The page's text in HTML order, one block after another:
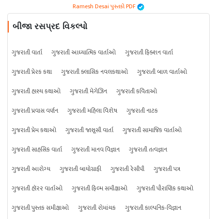
Ramesh Desai પુસ્તકો PDF
બીજા રસપ્રદ વિકલ્પો
ગુજરાતી વાર્તા ગુજરાતી આધ્યાત્મિક વાર્તાઓ
ગુજરાતી ફિક્શન વાર્તા
ગુજરાતી પ્રેરક કથા
ગુજરાતી ક્લાસિક નવલકથાઓ
ગુજરાતી બાળ વાર્તાઓ
ગુજરાતી હાસ્ય કથાઓ
ગુજરાતી મેગેઝિન
ગુજરાતી કવિતાઓ
ગુજરાતી પ્રવાસ વર્ણન
ગુજરાતી મહિલા વિશેષ
ગુજરાતી નાટક
ગુજરાતી પ્રેમ કથાઓ
ગુજરાતી જાસૂસી વાર્તા
ગુજરાતી સામાજિક વાર્તાઓ
ગુજરાતી સાહસિક વાર્તા
ગુજરાતી માનવ વિજ્ઞાન
ગુજરાતી તત્વજ્ઞાન
ગુજરાતી આરોગ્ય
ગુજરાતી બાયોગ્રાફી ગુજરાતી રેસીપી
ગુજરાતી પત્ર
ગુજરાતી હૉરર વાર્તાઓ
ગુજરાતી ફિલ્મ સમીક્ષાઓ
ગુજરાતી પૌરાણિક કથાઓ
ગુજરાતી પુસ્તક સમીક્ષાઓ
ગુજરાતી રોમાંચક ગુજરાતી કાલ્પનિક-વિજ્ઞાન